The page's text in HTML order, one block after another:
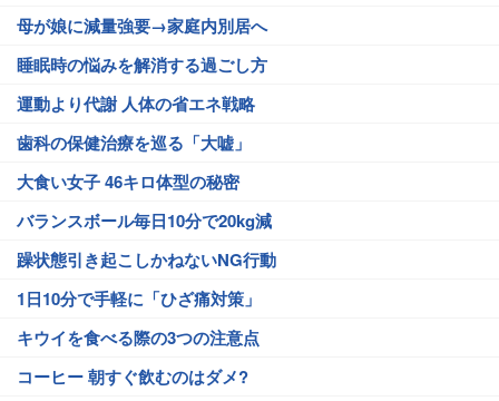
母が娘に減量強要→家庭内別居へ
睡眠時の悩みを解消する過ごし方
運動より代謝 人体の省エネ戦略
歯科の保健治療を巡る「大嘘」
大食い女子 46キロ体型の秘密
バランスボール毎日10分で20kg減
躁状態引き起こしかねないNG行動
1日10分で手軽に「ひざ痛対策」
キウイを食べる際の3つの注意点
コーヒー 朝すぐ飲むのはダメ?